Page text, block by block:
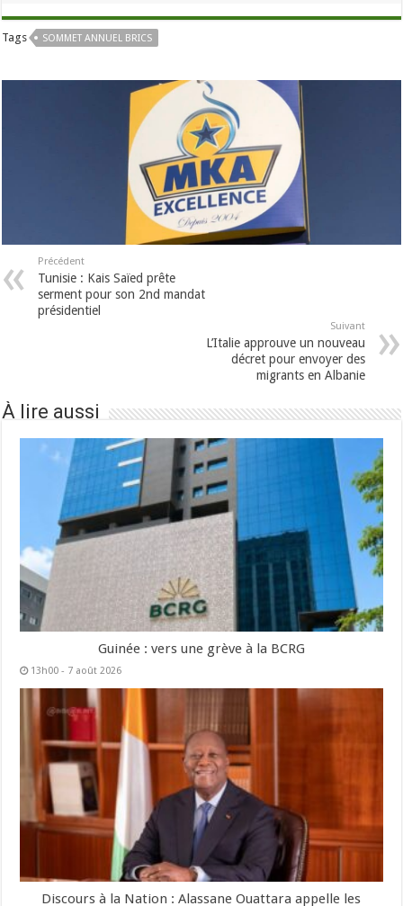
Tags SOMMET ANNUEL BRICS
Précédent
Tunisie : Kais Saïed prête
serment pour son 2nd mandat
présidentiel
Suivant
L’Italie approuve un nouveau
décret pour envoyer des
migrants en Albanie
À lire aussi
Guinée : vers une grève à la BCRG
13h00 - 7 août 2026
Discours à la Nation : Alassane Ouattara appelle les